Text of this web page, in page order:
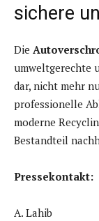
sichere
Die
umweltgerechte
dar, nicht mehr
professionelle
moderne
Bestandteil
Pressekontakt:
A. Lahib